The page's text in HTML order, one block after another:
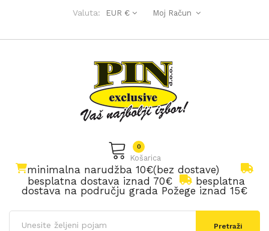
Valuta: EUR € Moj Račun
Košarica
0
minimalna narudžba 10€(bez dostave)
besplatna dostava iznad 70€
besplatna
dostava na području grada Požege iznad 15€
Pretraži